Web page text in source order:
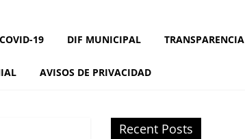
COVID-19 DIF MUNICIPAL TRANSPARENCIA
AVISOS DE PRIVACIDAD
Recent Posts